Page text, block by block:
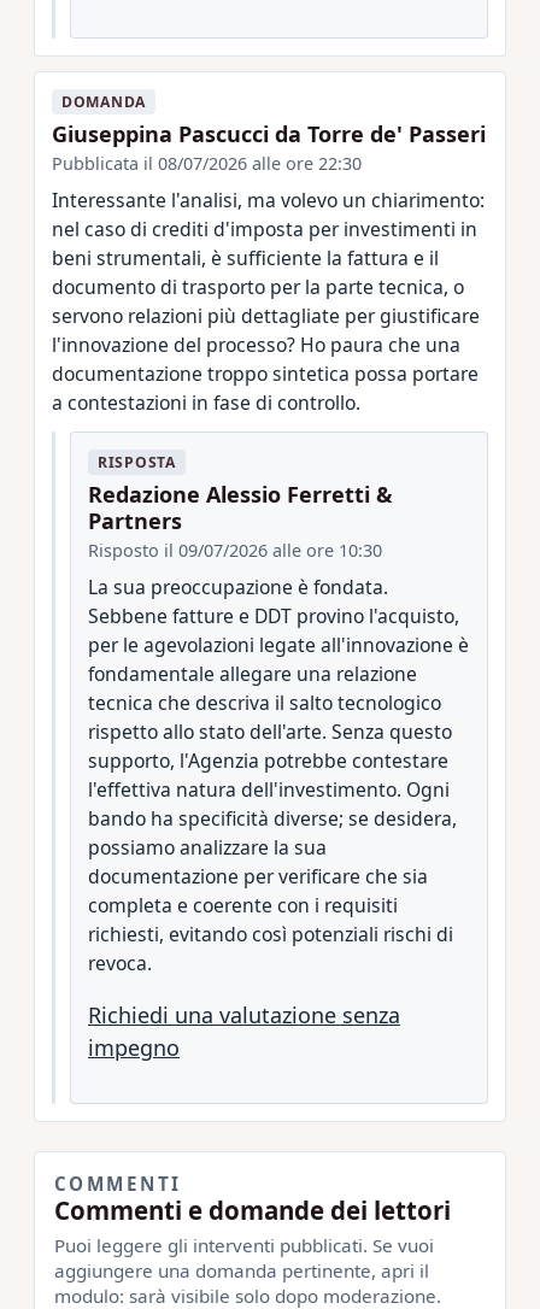
DOMANDA
Giuseppina Pascucci da Torre de' Passeri
Pubblicata il 08/07/2026 alle ore 22:30
Interessante l'analisi, ma volevo un chiarimento:
nel caso di crediti d'imposta per investimenti in
beni strumentali, è sufficiente la fattura e il
documento di trasporto per la parte tecnica, o
servono relazioni più dettagliate per giustificare
l'innovazione del processo? Ho paura che una
documentazione troppo sintetica possa portare
a contestazioni in fase di controllo.
RISPOSTA
Redazione Alessio Ferretti &
Partners
Risposto il 09/07/2026 alle ore 10:30
La sua preoccupazione è fondata.
Sebbene fatture e DDT provino l'acquisto,
per le agevolazioni legate all'innovazione è
fondamentale allegare una relazione
tecnica che descriva il salto tecnologico
rispetto allo stato dell'arte. Senza questo
supporto, l'Agenzia potrebbe contestare
l'effettiva natura dell'investimento. Ogni
bando ha specificità diverse; se desidera,
possiamo analizzare la sua
documentazione per verificare che sia
completa e coerente con i requisiti
richiesti, evitando così potenziali rischi di
revoca.
Richiedi una valutazione senza
impegno
COMMENTI
Commenti e domande dei lettori
Puoi leggere gli interventi pubblicati. Se vuoi
aggiungere una domanda pertinente, apri il
modulo: sarà visibile solo dopo moderazione.